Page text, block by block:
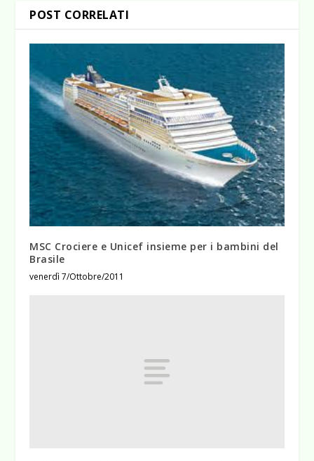
POST CORRELATI
MSC Crociere e Unicef insieme per i bambini del
Brasile
venerdì 7/Ottobre/2011